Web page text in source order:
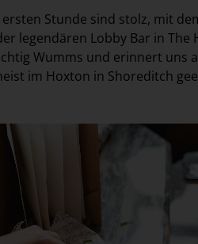
Stunde sind stolz, mit
legendären Lobby Bar in
Wumms und erinnert uns
im Hoxton in Shoreditch